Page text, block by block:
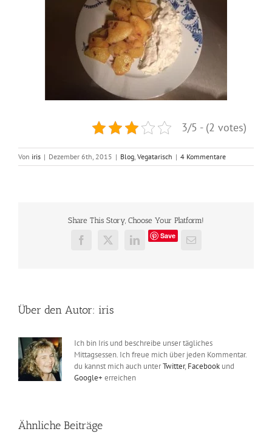
3/5 - (2 votes)
Von iris | Dezember 6th, 2015 | Blog Vegatarisch | 4 Kommentare
Share This Story, Choose Your Platform!
Facebook
X LinkedIn
Save
E-
Über den Autor: iris
Ich bin Iris und beschreibe unser tägliches
Mittagsessen. Ich freue mich über jeden Kommentar.
du kannst mich auch unterTwitter, Facebook und
Google+ erreichen
Ähnliche Beiträge